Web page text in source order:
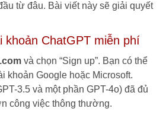
từ đâu. Bài viết này sẽ giải quyết
ChatGPT miễn phí
và chọn “Sign up”. Bạn có thể
khoản Google hoặc Microsoft.
3.5 và một phần GPT-4o) đã đủ
công việc thông thường.